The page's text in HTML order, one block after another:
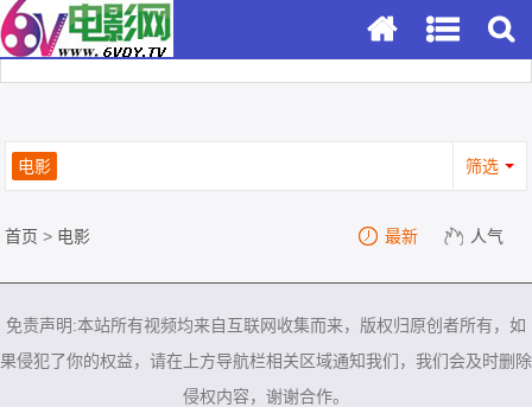
电影 筛选
首页 > 电影 最新 人气
免责声明:本站所有视频均来自互联网收集而来，版权归原创者所有，如
果侵犯了你的权益，请在上方导航栏相关区域通知我们，我们会及时删除
侵权内容，谢谢合作。